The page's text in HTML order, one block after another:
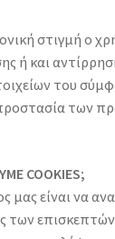
στιγμή ο
ή και
του
των
COOKIES;
μας είναι να
των